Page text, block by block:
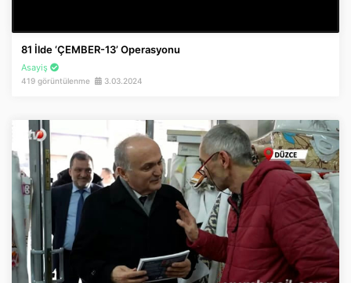
81 İlde ‘ÇEMBER-13’ Operasyonu
Asayiş
419 görüntülenme 3.03.2024